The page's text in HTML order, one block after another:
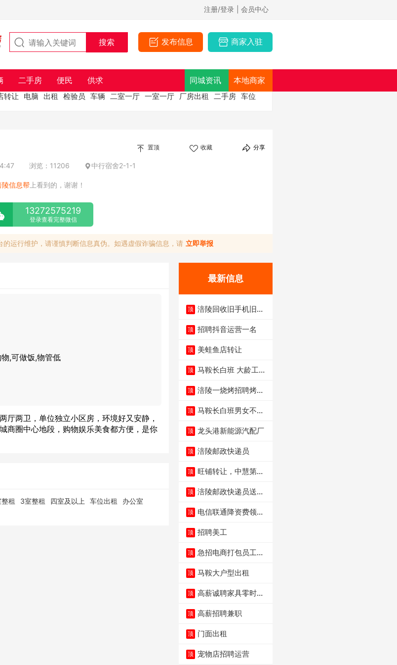
注册/登录 | 会员中心
发布信息 商家入驻
二手房 便民 供求 同城资讯 本地商家
转让 电脑 出租 检验员 车辆 二室一厅 一室一厅 厂房出租 二手房 车位
置顶 收藏 分享
浏览：11206 中行宿舍2-1-1
陵信息帮 上看到的，谢谢！
13272575219
登录查看完整微信
运行维护，请谨慎判断信息真伪。如遇虚假诈骗信息，请 立即举报
,可做饭,物管低
厅两卫，单位独立小区房，环境好又安静，
商圈中心地段，购物娱乐美食都方便，是你
租 3室整租 四室及以上 车位出租
办公室
最新信息
顶 涪陵回收旧手机旧电
顶 招聘抖音运营一名
顶 美蛙鱼店转让
顶 马鞍长白班 大龄工大
顶 涪陵一烧烤招聘烤工
顶 马鞍长白班男女不限
顶 龙头港新能源汽配厂
顶 涪陵邮政快递员
顶 旺铺转让，中慧第一
顶 涪陵邮政快递员送货
顶 电信联通降资费领价
顶 招聘美工
顶 急招电商打包员工作
顶 马鞍大户型出租
顶 高薪诚聘家具零时促
顶 高薪招聘兼职
顶 门面出租
顶 宠物店招聘运营